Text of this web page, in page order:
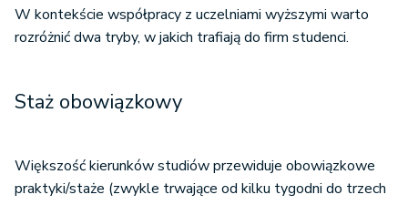
W kontekście współpracy z uczelniami wyższymi warto
rozróżnić dwa tryby, w jakich trafiają do firm studenci.
Staż obowiązkowy
Większość kierunków studiów przewiduje obowiązkowe
praktyki/staże (zwykle trwające od kilku tygodni do trzech